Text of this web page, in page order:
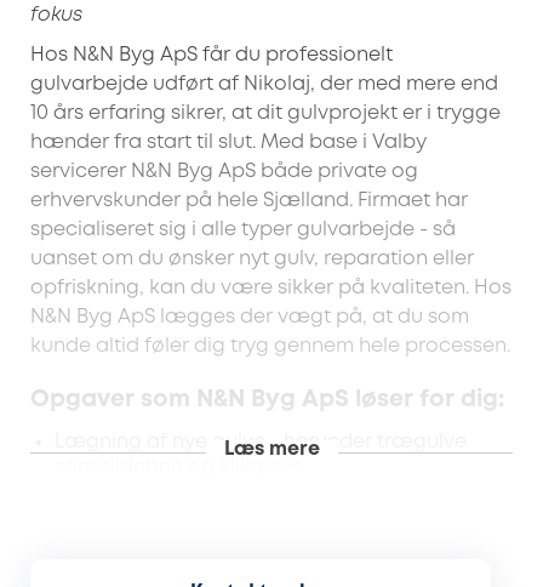
fokus
Hos N&N Byg ApS får du professionelt
gulvarbejde udført af Nikolaj, der med mere end
10 års erfaring sikrer, at dit gulvprojekt er i trygge
hænder fra start til slut. Med base i Valby
servicerer N&N Byg ApS både private og
erhvervskunder på hele Sjælland. Firmaet har
specialiseret sig i alle typer gulvarbejde - så
uanset om du ønsker nyt gulv, reparation eller
opfriskning, kan du være sikker på kvaliteten. Hos
N&N Byg ApS lægges der vægt på, at du som
kunde altid føler dig tryg gennem hele processen.
Opgaver som N&N Byg ApS løser for dig:
Lægning af nye gulve - herunder trægulve
Læs mere